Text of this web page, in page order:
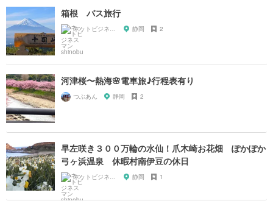
箱根 バス旅行
ネットビジネスマン shinobu 静岡 2
河津桜〜熱海🌸電車旅♪行程表有り
つぶあん 静岡 2
早左咲き３００万輪の水仙！爪木崎お花畑 ぽかぽか
弓ヶ浜温泉 休暇村南伊豆の休日
ネットビジネスマン shinobu 静岡 1